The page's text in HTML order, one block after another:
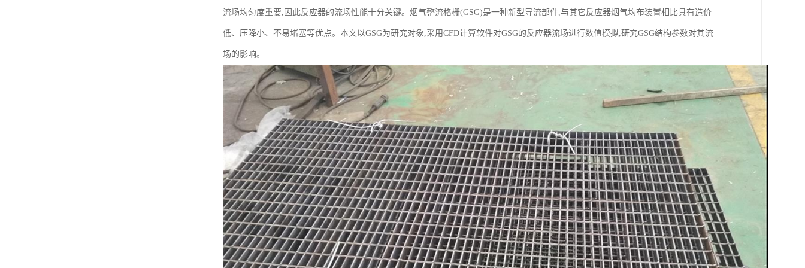
流场均匀度重要,因此反应器的流场性能十分关键。烟气整流格栅(GSG)是一种新型导流部件,与其它反应器烟气均布装置相比具有造价
低、压降小、不易堵塞等优点。本文以GSG为研究对象,采用CFD计算软件对GSG的反应器流场进行数值模拟,研究GSG结构参数对其流
场的影响。